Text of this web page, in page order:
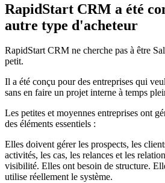
RapidStart CRM a été
autre type d'acheteur
RapidStart CRM ne cherche pas à être
petit.
Il a été conçu pour des entreprises qui
sans en faire un projet interne à temps
Les petites et moyennes entreprises ont
des éléments essentiels :
Elles doivent gérer les prospects, les
activités, les cas, les relances et les
visibilité. Elles ont besoin de structure.
utilise réellement le système.